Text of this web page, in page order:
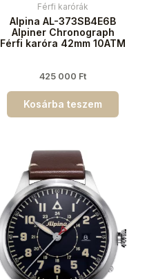
Férfi karórák
Alpina AL-373SB4E6B
Alpiner Chronograph
Férfi karóra 42mm 10ATM
425 000 Ft
Kosárba teszem